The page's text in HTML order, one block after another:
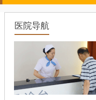
儿童
女性
老年
医院导航